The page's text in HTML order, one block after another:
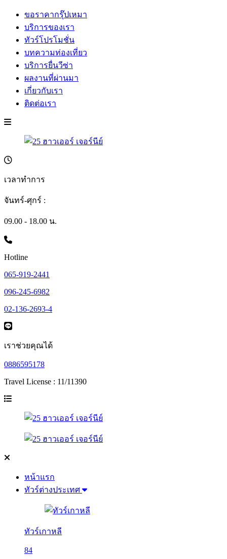
ขอราคากรุ๊ปเหมา
บริการของเรา
ทัวร์โปรโมชั่น
บทความท่องเที่ยว
บริการยื่นวีซ่า
ผลงานที่ผ่านมา
เกี่ยวกับเรา
ติดต่อเรา
เวลาทำการ
จันทร์-ศุกร์ :
09.00 - 18.00 น.
Hotline
065-919-2441
096-245-6982
02-136-2693-4
เราช่วยคุณได้
0886595178
Travel License : 11/11390
หน้าแรก
ทัวร์ต่างประเทศ
ทัวร์เกาหลี
84